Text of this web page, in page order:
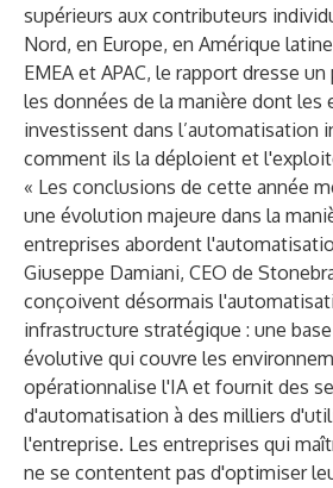
supérieurs aux contributeurs
Nord, en Europe, en Amérique
EMEA et APAC, le rapport dresse
les données de la manière dont les
investissent dans l’automatisation
comment ils la déploient et
« Les conclusions de cette année
une évolution majeure dans la
entreprises abordent
Giuseppe Damiani, CEO de
conçoivent désormais
infrastructure stratégique : une
évolutive qui couvre les
opérationnalise l'IA et fournit des
d'automatisation à des milliers
l'entreprise. Les entreprises qui
ne se contentent pas d'optimiser